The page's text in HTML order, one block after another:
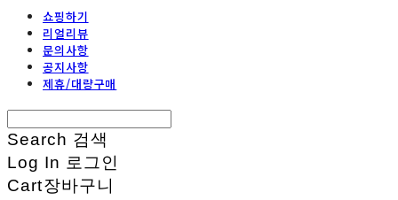
쇼핑하기
리얼리뷰
문의사항
공지사항
제휴/대량구매
Search 검색
Log In 로그인
Cart장바구니